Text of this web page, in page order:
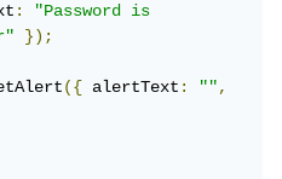
:
"Password is
});
({ alertText: "",